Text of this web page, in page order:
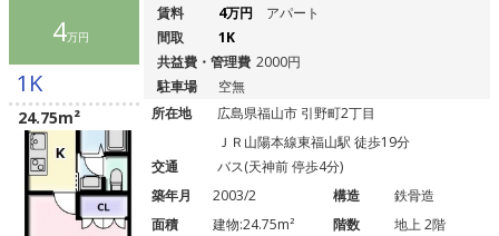
4万円
1K
24.75m²
賃料 4万円
アパート
間取
1K
共益費・管理費 2000円
駐車場
空無
所在地
広島県福山市 引野町2丁目
交通
ＪＲ山陽本線東福山駅 徒歩19分
バス(天神前 停歩4分)
築年月
2003/2 構造
鉄骨造
面積
建物:24.75m² 階数
地上 2階